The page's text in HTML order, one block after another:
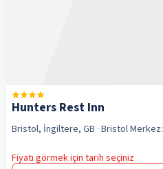
Hunters Rest Inn
Bristol, İngiltere, GB · BristolMerkez:
Fiyatı görmek için tarih seçiniz